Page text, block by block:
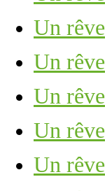
Un rêve
Un rêve
Un rêve
Un rêve
Un rêve